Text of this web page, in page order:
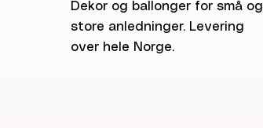
Dekor og ballonger for små og
store anledninger. Levering
over hele Norge.